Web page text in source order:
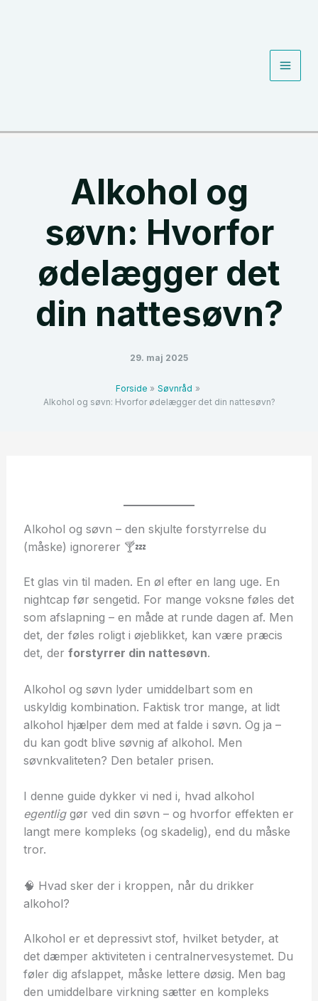
Main
Alkohol og
søvn: Hvorfor
ødelægger det
din nattesøvn?
29. maj 2025
Forside
Søvnråd
Alkohol og søvn: Hvorfor ødelægger det din nattesøvn?
Alkohol og søvn – den skjulte forstyrrelse du
(måske) ignorerer 🍸💤
Et glas vin til maden. En øl efter en lang uge. En
nightcap før sengetid. For mange voksne føles det
som afslapning – en måde at runde dagen af. Men
det, der føles roligt i øjeblikket, kan være præcis
det, der forstyrrer din nattesøvn.
Alkohol og søvn lyder umiddelbart som en
uskyldig kombination. Faktisk tror mange, at lidt
alkohol hjælper dem med at falde i søvn. Og ja –
du kan godt blive søvnig af alkohol. Men
søvnkvaliteten? Den betaler prisen.
I denne guide dykker vi ned i, hvad alkohol
egentliggør ved din søvn – og hvorfor effekten er
langt mere kompleks (og skadelig), end du måske
tror.
🧠 Hvad sker der i kroppen, når du drikker
alkohol?
Alkohol er et depressivt stof, hvilket betyder, at
det dæmper aktiviteten i centralnervesystemet. Du
føler dig afslappet, måske lettere døsig. Men bag
den umiddelbare virkning sætter en kompleks